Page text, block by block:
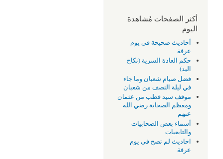
أكثر الصفحات مُشاهدة
اليوم
أحاديث صحيحة فى يوم
عرفة
حكم العادة السرية (نكاح
اليد)
فضل صيام شعبان وما جاء
في ليلة النصف من شعبان
موقف سيد قطب من عثمان
ومعظم الصحابة رضي الله
عنهم
أسماء بعض الصحابيات
والتابعيات
احاديث لم تصح فى يوم
عرفة